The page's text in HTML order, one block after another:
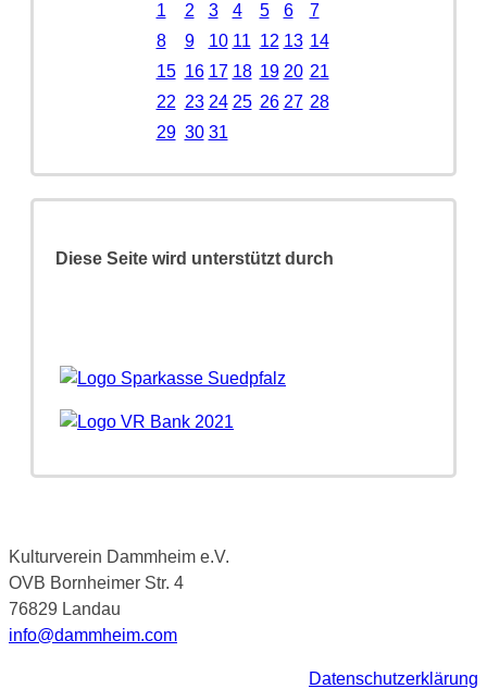
1
2 3 4 5 6
7
8
9 10 11 12 13 14
15 16 17 18 19 20 21
22 23 24 25 26 27 28
29 30 31
Diese Seite wird unterstützt durch
Kulturverein Dammheim e.V.
OVB Bornheimer Str. 4
76829 Landau
info@dammheim.com
Datenschutzerklärung